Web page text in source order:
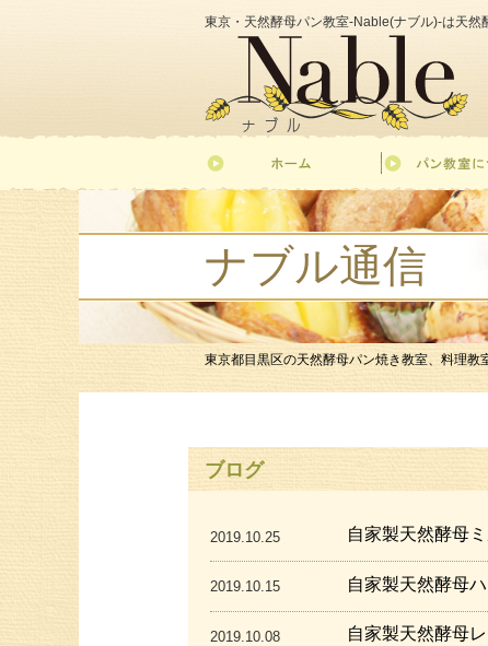
東京・天然酵母パン教室-Nable(ナブル)-は天然
ナブル通信
東京都目黒区の天然酵母パン焼き教室、料理教
ブログ
2019.10.25 自家製天然酵母
2019.10.15 自家製天然酵母
2019.10.08 自家製天然酵母